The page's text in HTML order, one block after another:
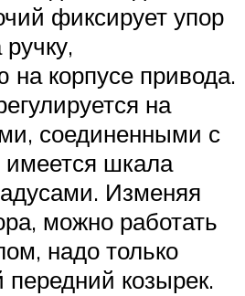
фиксирует упор
на корпусе привода.
на
соединенными с
шкала
Изменяя
можно работать
надо только
передний козырек.